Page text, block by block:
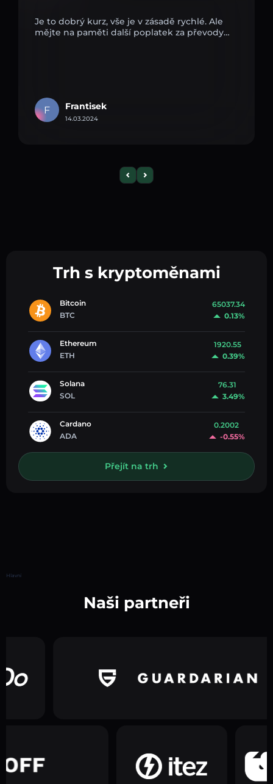
Je to dobrý kurz, vše je v zásadě rychlé. Ale
mějte na paměti další poplatek za převody…
F Frantisek
14.03.2024
Trh s kryptoměnami
Bitcoin
BTC
65037.34
0.13%
Ethereum
ETH
1920.55
0.39%
Solana
SOL
76.31
3.49%
Cardano
ADA
0.2002
-0.55%
Přejít na trh
Hlavní
Naši partneři